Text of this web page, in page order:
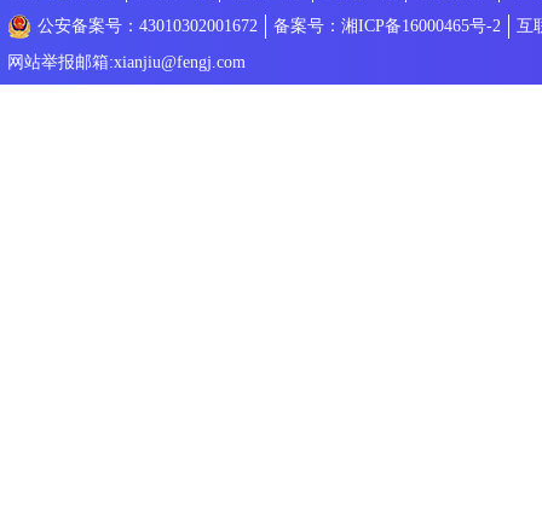
公安备案号：43010302001672
备案号：湘ICP备16000465号-2
互
网站举报邮箱:xianjiu@fengj.com